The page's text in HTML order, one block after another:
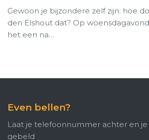
Gewoon je bijzondere zelf zijn: hoe
den Elshout dat? Op
het een na…
Even bellen?
Laat je telefoonnummer achter en
gebeld